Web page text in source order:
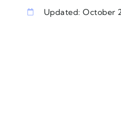
Updated: October